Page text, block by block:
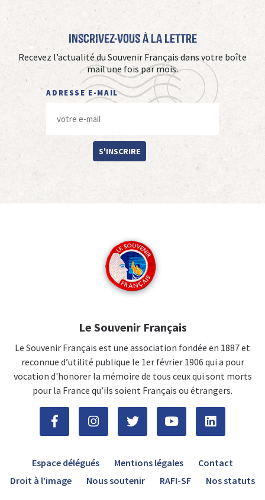
Inscrivez-vous à La Lettre
Recevez l’actualité du Souvenir Français dans votre boîte
mail une fois par mois.
ADRESSE E-MAIL
S'INSCRIRE
Le Souvenir Français
Le Souvenir Français est une association fondée en 1887 et
reconnue d’utilité publique le 1er février 1906 qui a pour
vocation d'honorer la mémoire de tous ceux qui sont morts
pour la France qu’ils soient Français ou étrangers.
Espace délégués Mentions légales
Contact
Droit à l’image
Nous soutenir RAFI-SF Nos statuts